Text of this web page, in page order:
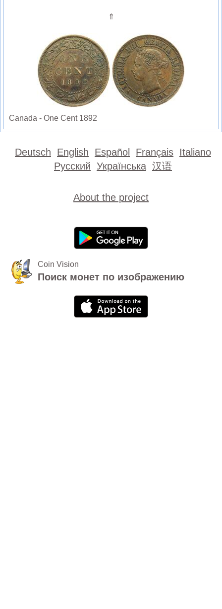
⇑
Canada - One Cent 1892
Deutsch English Español Français Italiano
Русский Українська 汉语
About the project
Coin Vision
Поиск монет по изображению